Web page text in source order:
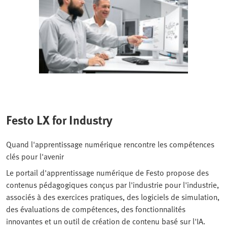
Festo LX for Industry
Quand l'apprentissage numérique rencontre les compétences
clés pour l'avenir
Le portail d'apprentissage numérique de Festo propose des
contenus pédagogiques conçus par l'industrie pour l'industrie,
associés à des exercices pratiques, des logiciels de simulation,
des évaluations de compétences, des fonctionnalités
innovantes et un outil de création de contenu basé sur l'IA.